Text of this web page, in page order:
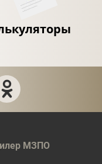
МЗПО